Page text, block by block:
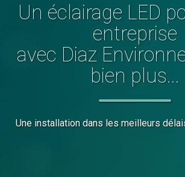
Un éclairage LED
entreprise
avec Diaz
bien plus...
Une installation dans les meilleurs